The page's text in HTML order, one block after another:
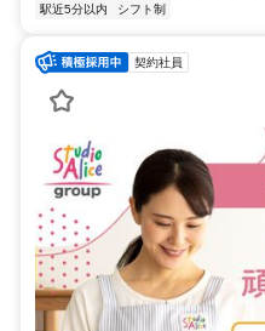
駅近5分以内
シフト制
契約社員